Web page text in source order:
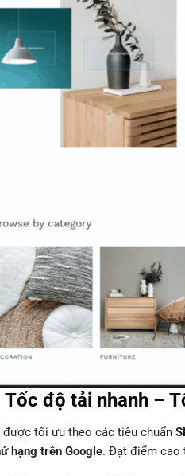
độ tải nhanh –
được tối ưu theo các tiêu chuẩn
hạng trên Google. Đạt điểm cao